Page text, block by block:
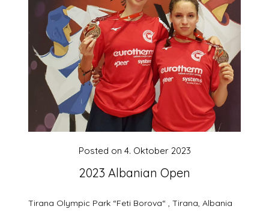
2023 Albanian Open
Posted on 4. Oktober 2023
Tirana Olympic Park “Feti Borova“ , Tirana, Albania